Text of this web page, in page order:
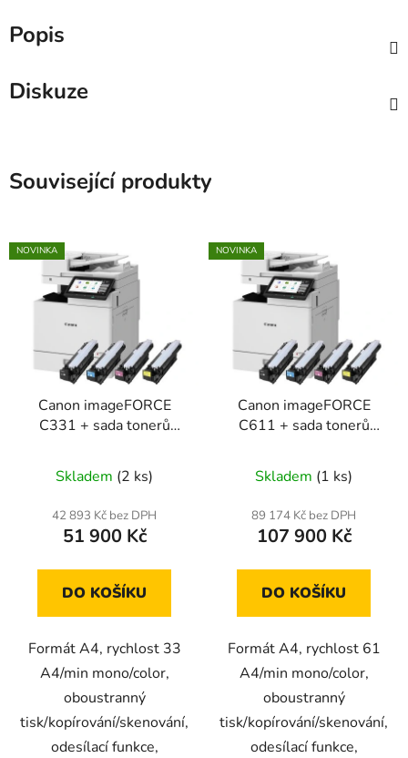
Popis
Diskuze
Související produkty
NOVINKA
Canon imageFORCE
C331 + sada tonerů
Skladem (2 ks)
42 893 Kč bez DPH
51 900 Kč
DO KOŠÍKU
Formát A4, rychlost 33
A4/min mono/color,
oboustranný
tisk/kopírování/skenování,
odesílací funkce,
NOVINKA
Canon imageFORCE
C611 + sada tonerů
Skladem (1 ks)
89 174 Kč bez DPH
107 900 Kč
DO KOŠÍKU
Formát A4, rychlost 61
A4/min mono/color,
oboustranný
tisk/kopírování/skenování,
odesílací funkce,